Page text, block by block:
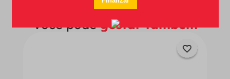
Você podegostar também